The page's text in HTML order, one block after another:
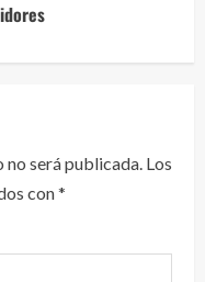
será publicada. Los
con*